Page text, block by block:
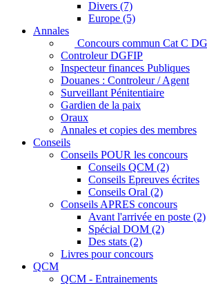
Divers (7)
Europe (5)
Annales
Concours commun Cat C
Controleur DGFIP
Inspecteur finances Publiques
Douanes : Controleur / Agent
Surveillant Pénitentiaire
Gardien de la paix
Oraux
Annales et copies des membres
Conseils
Conseils POUR les concours
Conseils QCM (2)
Conseils Epreuves écrites
Conseils Oral (2)
Conseils APRES concours
Avant l'arrivée en poste (2)
Spécial DOM (2)
Des stats (2)
Livres pour concours
QCM
QCM - Entrainements